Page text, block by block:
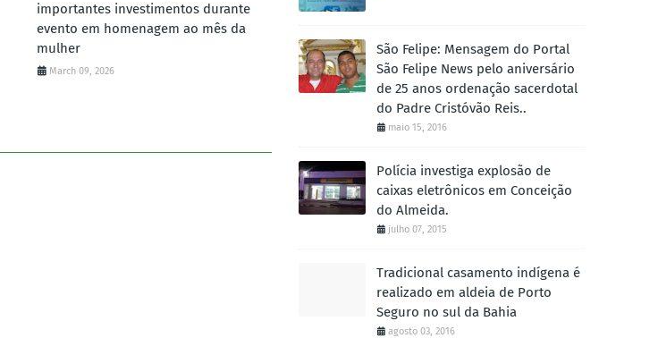
importantes investimentos durante
evento em homenagem ao mês da
mulher
March 09, 2026
São Felipe: Mensagem do Portal
São Felipe News pelo aniversário
de 25 anos ordenação sacerdotal
do Padre Cristóvão Reis..
maio 15, 2016
Polícia investiga explosão de
caixas eletrônicos em Conceição
do Almeida.
julho 07, 2015
Tradicional casamento indígena é
realizado em aldeia de Porto
Seguro no sul da Bahia
agosto 03, 2016